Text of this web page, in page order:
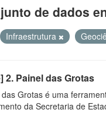
de dados
Infraestrutura
2. Painel das Grotas
Grotas é uma
da Secretaria de